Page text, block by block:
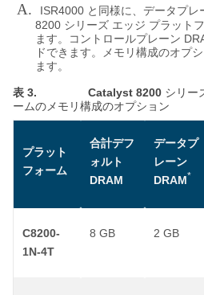
A. ISR4000 と同様に、データプレ
8200 シリーズ エッジ プラット
ます。コントロールプレーン
ドできます。メモリ構成のオプ
ます。
表 3. Catalyst 8200 シリー
ームのメモリ構成のオプション
プラット
フォーム
合計デフ
ォルト
DRAM
データプ
レーン
DRAM*
C8200-
1N-4T
8 GB 2 GB